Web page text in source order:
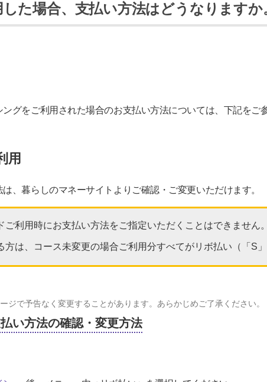
た場合、支払い方法はどうなりますか
グをご利用された場合のお支払い方法については、下記をご
用
、暮らしのマネーサイトよりご確認・ご変更いただけます。
ご利用時にお支払い方法をご指定いただくことはできません。
方は、コース未変更の場合ご利用分すべてがリボ払い（「S」
ジで予告なく変更することがあります。あらかじめご了承ください。
い方法の確認・変更方法